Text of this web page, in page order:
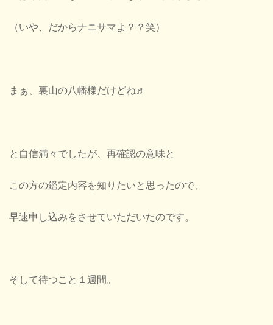
（いや、だからナニサマよ？？笑）
まぁ、裏山の八幡様だけどね♬
と自信満々でしたが、再確認の意味と
この方の鑑定内容を知りたいと思ったので、
早速申し込みをさせていただいたのです。
そして待つこと１週間。